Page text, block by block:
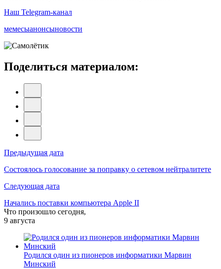
Наш Telegram-канал
мемесыанонсыновости
Поделиться материалом:
Навигация
по
записям
Предыдущая дата
Cостоялось голосование за поправку о сетевом нейтралитете
Следующая дата
Начались поставки компьютера Apple II
Что произошло сегодня,
9 августа
Родился один из пионеров информатики Марвин
Минский